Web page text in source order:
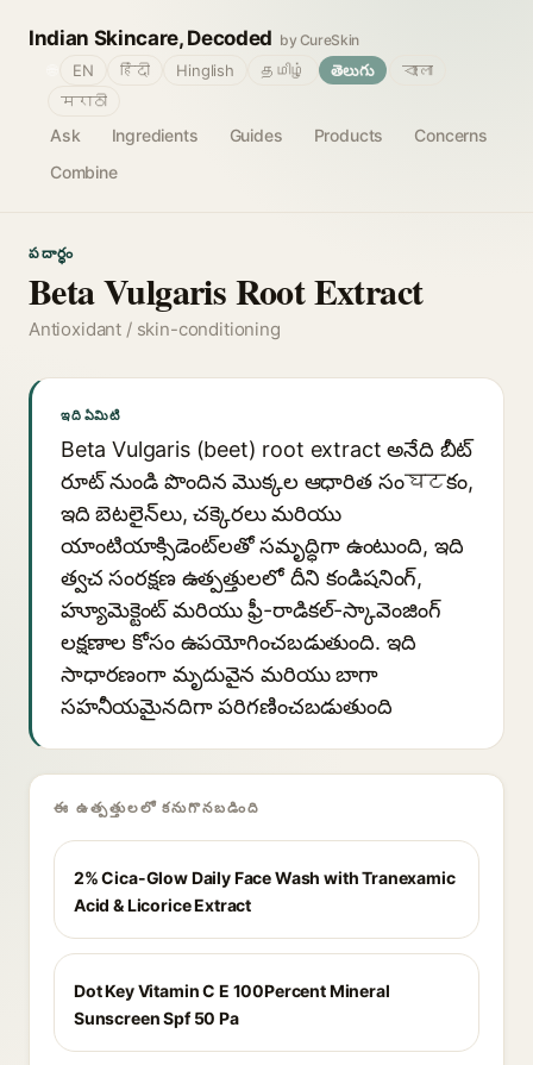
Indian Skincare, Decoded by CureSkin
Ask Ingredients Guides Products
Concerns
Combine
EN हिंदी Hinglish தமிழ் తెలుగు
বাংলা
मराठी
పదార్థం
Beta Vulgaris Root Extract
Antioxidant / skin-conditioning
ఇది ఏమిటి
Beta Vulgaris (beet) root extract అనేది బీట్
రూట్ నుండి పొందిన మొక్కల ఆధారిత సంघटకం,
ఇది బెటలైన్‌లు, చక్కెరలు మరియు
యాంటియాక్సిడెంట్‌లతో సమృద్ధిగా ఉంటుంది, ఇది
త్వచ సంరక్షణ ఉత్పత్తులలో దీని కండిషనింగ్,
హ్యూమెక్టెంట్ మరియు ఫ్రీ-రాడికల్-స్కావెంజింగ్
లక్షణాల కోసం ఉపయోగించబడుతుంది. ఇది
సాధారణంగా మృదువైన మరియు బాగా
సహనీయమైనదిగా పరిగణించబడుతుంది
ఈ ఉత్పత్తులలో కనుగొనబడింది
2% Cica-Glow Daily Face Wash with Tranexamic
Acid & Licorice Extract
Dot Key Vitamin C E 100Percent Mineral
Sunscreen Spf 50 Pa